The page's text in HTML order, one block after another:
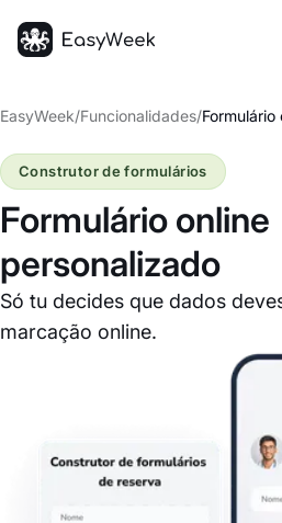
EasyWeek/Funcionalidades/Formulário
Formulário online
personalizado
Só tu decides que dados
marcação online.
Construtor de formulários